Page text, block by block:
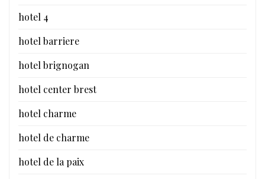
hotel 4
hotel barriere
hotel brignogan
hotel center brest
hotel charme
hotel de charme
hotel de la paix